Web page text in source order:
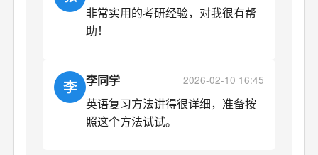
非常实用的考研经验，对我很有帮
助！
李 李同学 2026-02-10 16:45
英语复习方法讲得很详细，准备按
照这个方法试试。